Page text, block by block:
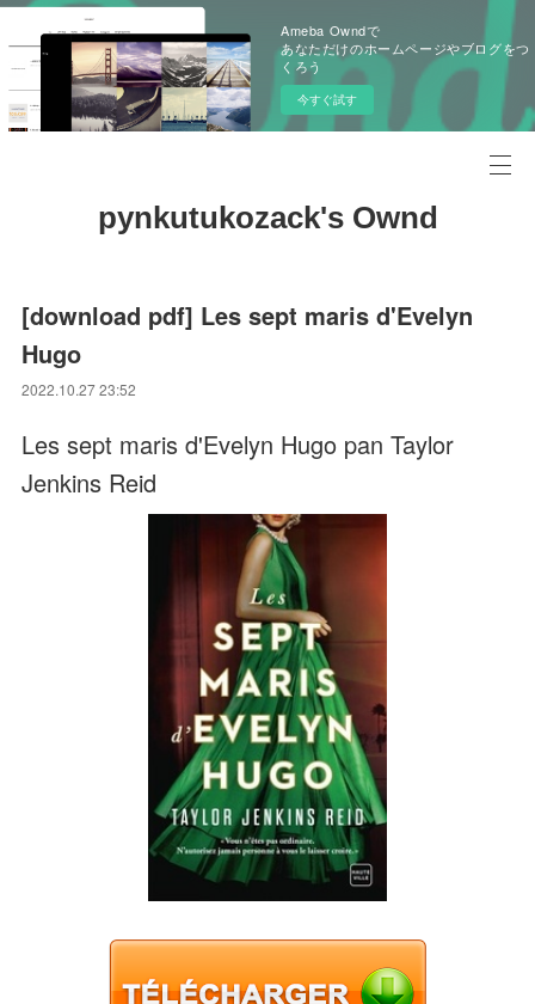
Ameba Owndで
あなただけのホームページやブログをつ
くろう
今すぐ試す
pynkutukozack's Ownd
[download pdf] Les sept maris d'Evelyn
Hugo
2022.10.27 23:52
Les sept maris d'Evelyn Hugo pan Taylor
Jenkins Reid